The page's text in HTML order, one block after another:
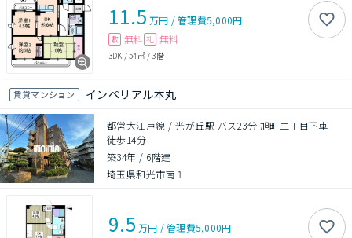
11.5 万円 /管理費5,000円
敷 無料 礼 無料
3DK /54㎡/3階
賃貸マンション インペリアル本丸
都営大江戸線 / 光が丘駅 バス23分 旭町二丁目下車
徒歩14分
築34年 / 6階建
埼玉県和光市南１
9.5 万円 /管理費5,000円